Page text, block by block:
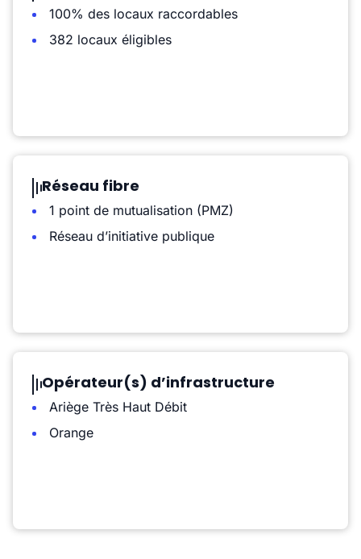
100% des locaux raccordables
382 locaux éligibles
Réseau fibre
1 point de mutualisation (PMZ)
Réseau d’initiative publique
Opérateur(s) d’infrastructure
Ariège Très Haut Débit
Orange